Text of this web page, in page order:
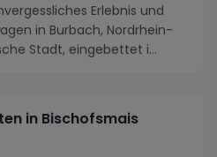
Erlebnis und
in Burbach, Nordrhein-
Stadt, eingebettet i...
in Bischofsmais